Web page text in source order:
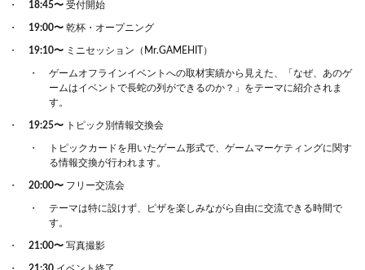
18:45〜 受付開始
19:00〜 乾杯・オープニング
19:10〜 ミニセッション（Mr.GAMEHIT）
ゲームオフラインイベントへの取材実績から見えた、「なぜ、あのゲ
ームはイベントで長蛇の列ができるのか？」をテーマに紹介されま
す。
19:25〜 トピック別情報交換会
トピックカードを用いたゲーム形式で、ゲームマーケティングに関す
る情報交換が行われます。
20:00〜 フリー交流会
テーマは特に設けず、ピザを楽しみながら自由に交流できる時間で
す。
21:00〜 写真撮影